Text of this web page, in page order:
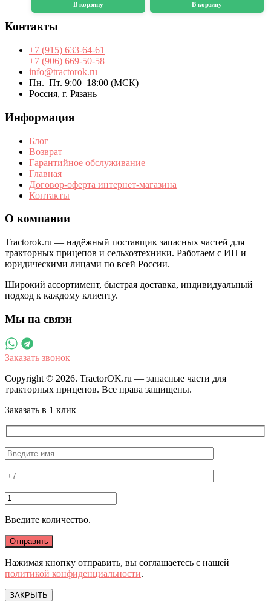
В корзину В корзину
Контакты
+7 (915) 633-64-61
+7 (906) 669-50-58
info@tractorok.ru
Пн.–Пт. 9:00–18:00 (МСК)
Россия, г. Рязань
Информация
Блог
Возврат
Гарантийное обслуживание
Главная
Договор-оферта интернет-магазина
Контакты
О компании
Tractorok.ru — надёжный поставщик запасных частей для
тракторных прицепов и сельхозтехники. Работаем с ИП и
юридическими лицами по всей России.
Широкий ассортимент, быстрая доставка, индивидуальный
подход к каждому клиенту.
Мы на связи
Заказать звонок
Copyright © 2026. TractorOK.ru — запасные части для
тракторных прицепов. Все права защищены.
Заказать в 1 клик
Введите количество.
Нажимая кнопку отправить, вы соглашаетесь с нашей
политикой конфиденциальности.
ЗАКРЫТЬ